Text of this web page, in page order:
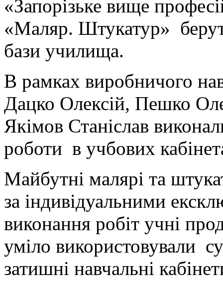
«Запорізьке вище
«Маляр. Штукатур»
бази училища.
В рамках виробничого
Дацко Олексій, Пешко
Якімов Станіслав
роботи в учбових
Майбутні малярі та
за індивідуальними
виконання робіт учні
уміло використовували
затишні навчальні